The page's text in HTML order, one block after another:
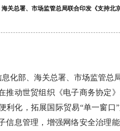
关总署、市场监管总局联合印发《支持北
化部、海关总署、市场监管总
推动世贸组织《电子商务协定
利化，拓展国际贸易“单一窗
信息管理，增强网络安全治理